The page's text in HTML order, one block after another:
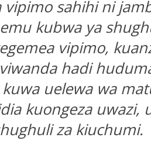
sahihi ni
kubwa ya
vipimo,
hadi
uelewa wa
kuongeza uwazi,
za kiuchumi.